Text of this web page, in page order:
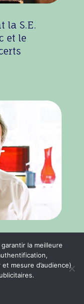
la S.E.
et le
de
2019
la meilleure
mesure d’audience)